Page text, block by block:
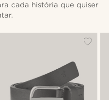
cada história que quiser